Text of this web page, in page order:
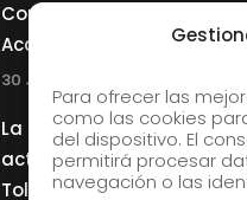
Para ofrecer las
como las cookies
del dispositivo. El
permitirá procesar
navegación o las
Competition for Young
Accordionists
30 July, 2026
La Musikene Big Band
actuará junto a Charles
Tolliver en el 61 Jazzaldia